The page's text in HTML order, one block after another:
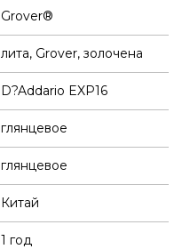
Grover®
лита, Grover, золочена
D?Addario EXP16
глянцевое
глянцевое
Китай
1 год